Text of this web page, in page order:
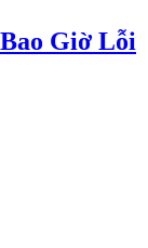
Giờ Lỗi